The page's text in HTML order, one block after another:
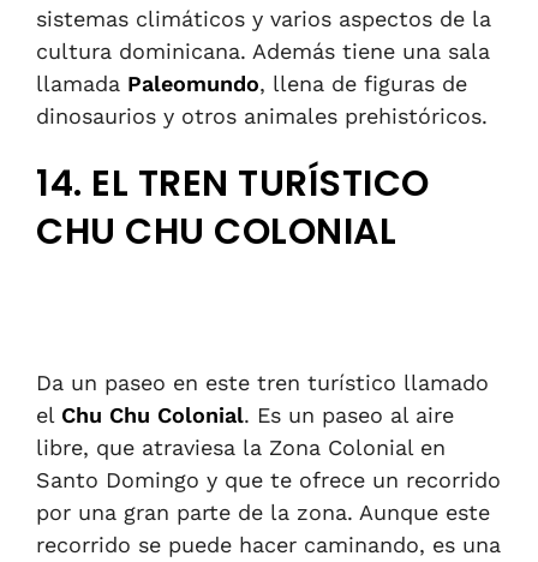
sistemas climáticos y varios aspectos de la
cultura dominicana. Además tiene una sala
llamada Paleomundo, llena de figuras de
dinosaurios y otros animales prehistóricos.
14. EL TREN TURÍSTICO
CHU CHU COLONIAL
Da un paseo en este tren turístico llamado
el Chu Chu Colonial. Es un paseo al aire
libre, que atraviesa la Zona Colonial en
Santo Domingo y que te ofrece un recorrido
por una gran parte de la zona. Aunque este
recorrido se puede hacer caminando, es una